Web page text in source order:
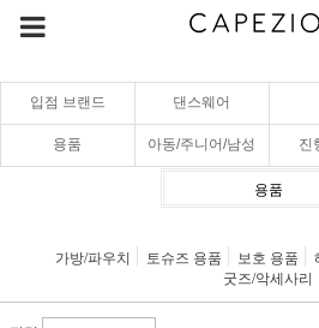
입점 브랜드 댄스웨어
용품 아동/주니어/남성 진
용품
가방/파우치 토슈즈 용품 보호 용품
굿즈/악세사리